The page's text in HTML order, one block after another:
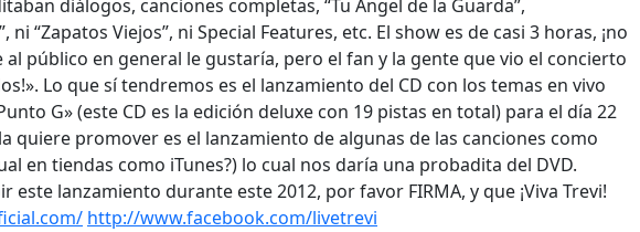
diálogos, canciones completas, “Tu Ángel de la Guarda”,
ni “Zapatos Viejos”, ni Special Features, etc. El show es de casi 3 horas, ¡no
al público en general le gustaría, pero el fan y la gente que vio el concierto
Lo que sí tendremos es el lanzamiento del CD con los temas en vivo
G» (este CD es la edición deluxe con 19 pistas en total) para el día 22
quiere promover es el lanzamiento de algunas de las canciones como
en tiendas como iTunes?) lo cual nos daría una probadita del DVD.
este lanzamiento durante este 2012, por favor FIRMA, y que ¡Viva Trevi!
http://www.facebook.com/livetrevi